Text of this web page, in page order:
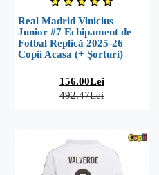
Real Madrid Vinicius
Junior #7 Echipament de
Fotbal Replică 2025-26
Copii Acasa (+ Șorturi)
156.00Lei
492.47Lei